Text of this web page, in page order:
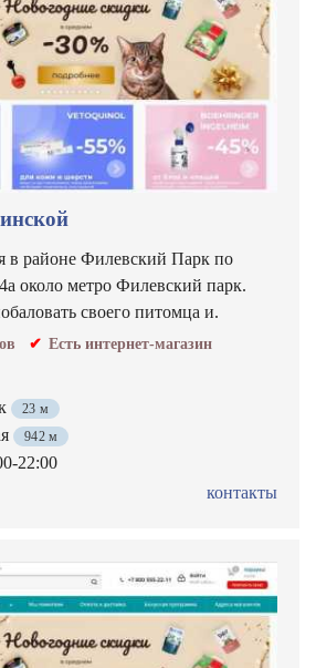
в районе Филевский Парк по
около метро Филевский парк.
своего питомца и.
Есть интернет-магазин
23 м
942 м
22:00
контакты